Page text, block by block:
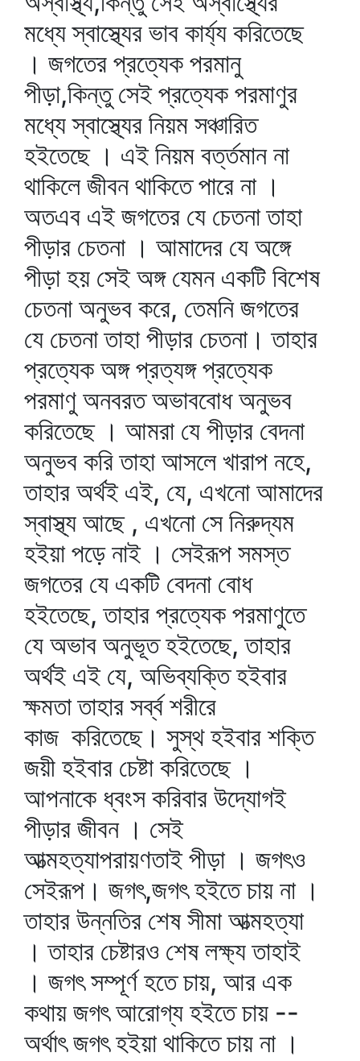
মধ্যে স্বাস্থ্যের ভাব কার্য্য করিতেছে
। জগতের প্রত্যেক পরমানু
পীড়া,কিন্তু সেই প্রত্যেক পরমাণুর
মধ্যে স্বাস্থ্যের নিয়ম সঞ্চারিত
হইতেছে । এই নিয়ম বর্ত্তমান না
থাকিলে জীবন থাকিতে পারে না ।
অতএব এই জগতের যে চেতনা তাহা
পীড়ার চেতনা । আমাদের যে অঙ্গে
পীড়া হয় সেই অঙ্গ যেমন একটি বিশেষ
চেতনা অনুভব করে, তেমনি জগতের
যে চেতনা তাহা পীড়ার চেতনা। তাহার
প্রত্যেক অঙ্গ প্রত্যঙ্গ প্রত্যেক
পরমাণু অনবরত অভাববোধ অনুভব
করিতেছে । আমরা যে পীড়ার বেদনা
অনুভব করি তাহা আসলে খারাপ নহে,
তাহার অর্থই এই, যে, এখনো আমাদের
স্বাস্থ্য আছে , এখনো সে নিরুদ্যম
হইয়া পড়ে নাই । সেইরূপ সমস্ত
জগতের যে একটি বেদনা বোধ
হইতেছে, তাহার প্রত্যেক পরমাণুতে
যে অভাব অনুভূত হইতেছে, তাহার
অর্থই এই যে, অভিব্যক্তি হইবার
ক্ষমতা তাহার সর্ব্ব শরীরে
কাজ করিতেছে। সুস্থ হইবার শক্তি
জয়ী হইবার চেষ্টা করিতেছে ।
আপনাকে ধ্বংস করিবার উদ্যোগই
পীড়ার জীবন । সেই
আত্মহত্যাপরায়ণতাই পীড়া । জগৎও
সেইরূপ। জগৎ,জগৎ হইতে চায় না ।
তাহার উন্নতির শেষ সীমা আত্মহত্যা
। তাহার চেষ্টারও শেষ লক্ষ্য তাহাই
। জগৎ সম্পূর্ণ হতে চায়, আর এক
কথায় জগৎ আরোগ্য হইতে চায় --
অর্থাৎ জগৎ হইয়া থাকিতে চায় না ।